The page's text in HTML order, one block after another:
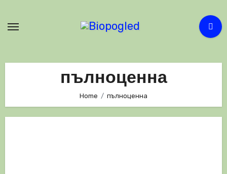
пълноценна
Home пълноценна